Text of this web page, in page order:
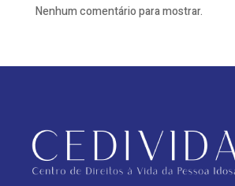
Nenhum comentário para mostrar.